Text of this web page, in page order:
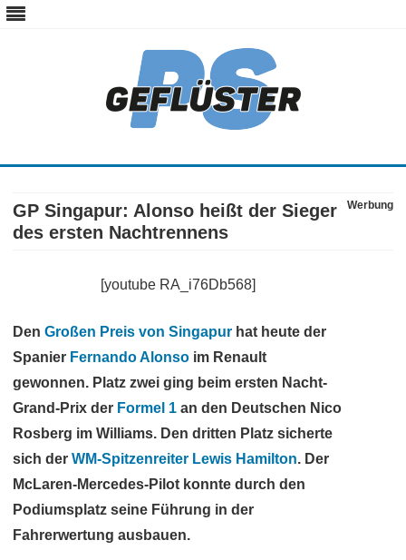
Skip
content
GP Singapur: Alonso heißt der Sieger
des ersten Nachtrennens
Werbung
[youtube RA_i76Db568]
Den Großen Preis von Singapur hat heute der
Spanier Fernando Alonso im Renault
gewonnen. Platz zwei ging beim ersten Nacht-
Grand-Prix der Formel 1 an den Deutschen Nico
Rosberg im Williams. Den dritten Platz sicherte
sich der WM-Spitzenreiter Lewis Hamilton. Der
McLaren-Mercedes-Pilot konnte durch den
Podiumsplatz seine Führung in der
Fahrerwertung ausbauen.